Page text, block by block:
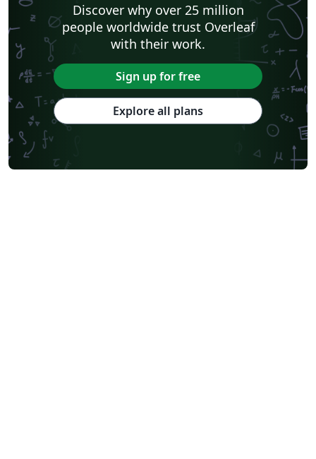
Discover why over 25 million
people worldwide trust Overleaf
with their work.
Sign up for free
Explore all plans